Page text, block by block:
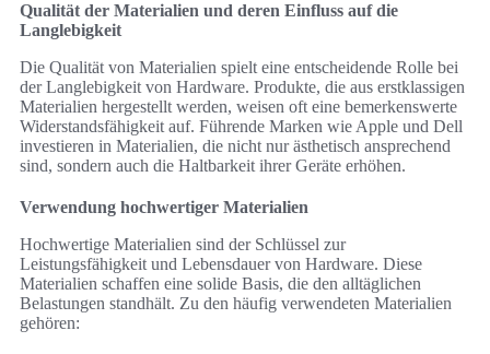
Qualität der Materialien und deren Einfluss auf die
Langlebigkeit
Die Qualität von Materialien spielt eine entscheidende Rolle bei
der Langlebigkeit von Hardware. Produkte, die aus erstklassigen
Materialien hergestellt werden, weisen oft eine bemerkenswerte
Widerstandsfähigkeit auf. Führende Marken wie Apple und Dell
investieren in Materialien, die nicht nur ästhetisch ansprechend
sind, sondern auch die Haltbarkeit ihrer Geräte erhöhen.
Verwendung hochwertiger Materialien
Hochwertige Materialien sind der Schlüssel zur
Leistungsfähigkeit und Lebensdauer von Hardware. Diese
Materialien schaffen eine solide Basis, die den alltäglichen
Belastungen standhält. Zu den häufig verwendeten Materialien
gehören: